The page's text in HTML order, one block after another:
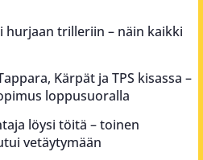
hurjaan trilleriin – näin kaikki
Kärpät ja TPS kisassa –
loppusuoralla
löysi töitä – toinen
vetäytymään